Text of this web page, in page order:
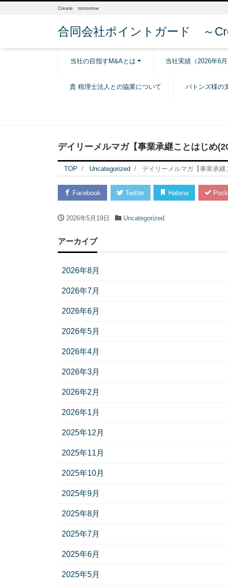
Create tomorrow
合同会社ポイントガード ～
当社の目指すM&Aとは 当社実績（2026年6月
貴 税理士法人との協業について バトンズ様の
デイリーメルマガ【事業承継ことはじめ
TOP Uncategorized デイリーメルマガ【事業承継
Facebook Twitter Hatena
2026年5月19日 Uncategorized
アーカイブ
2026年8月
2026年7月
2026年6月
2026年5月
2026年4月
2026年3月
2026年2月
2026年1月
2025年12月
2025年11月
2025年10月
2025年9月
2025年8月
2025年7月
2025年6月
2025年5月